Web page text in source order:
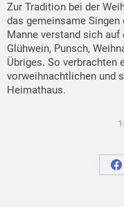
Zur Tradition bei der
das gemeinsame Singen
Manne verstand sich
Glühwein, Punsch,
Übriges. So verbrachten
vorweihnachtlichen und
Heimathaus.